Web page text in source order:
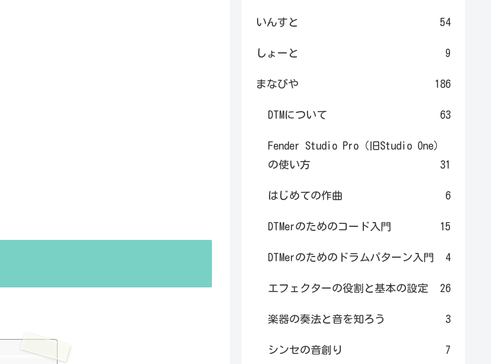
いんすと 54
しょーと 9
まなびや 186
DTMについて 63
Fender Studio Pro（旧Studio One）
の使い方
31
はじめての作曲 6
DTMerのためのコード入門 15
DTMerのためのドラムパターン入門 4
エフェクターの役割と基本の設定 26
楽器の奏法と音を知ろう 3
シンセの音創り 7